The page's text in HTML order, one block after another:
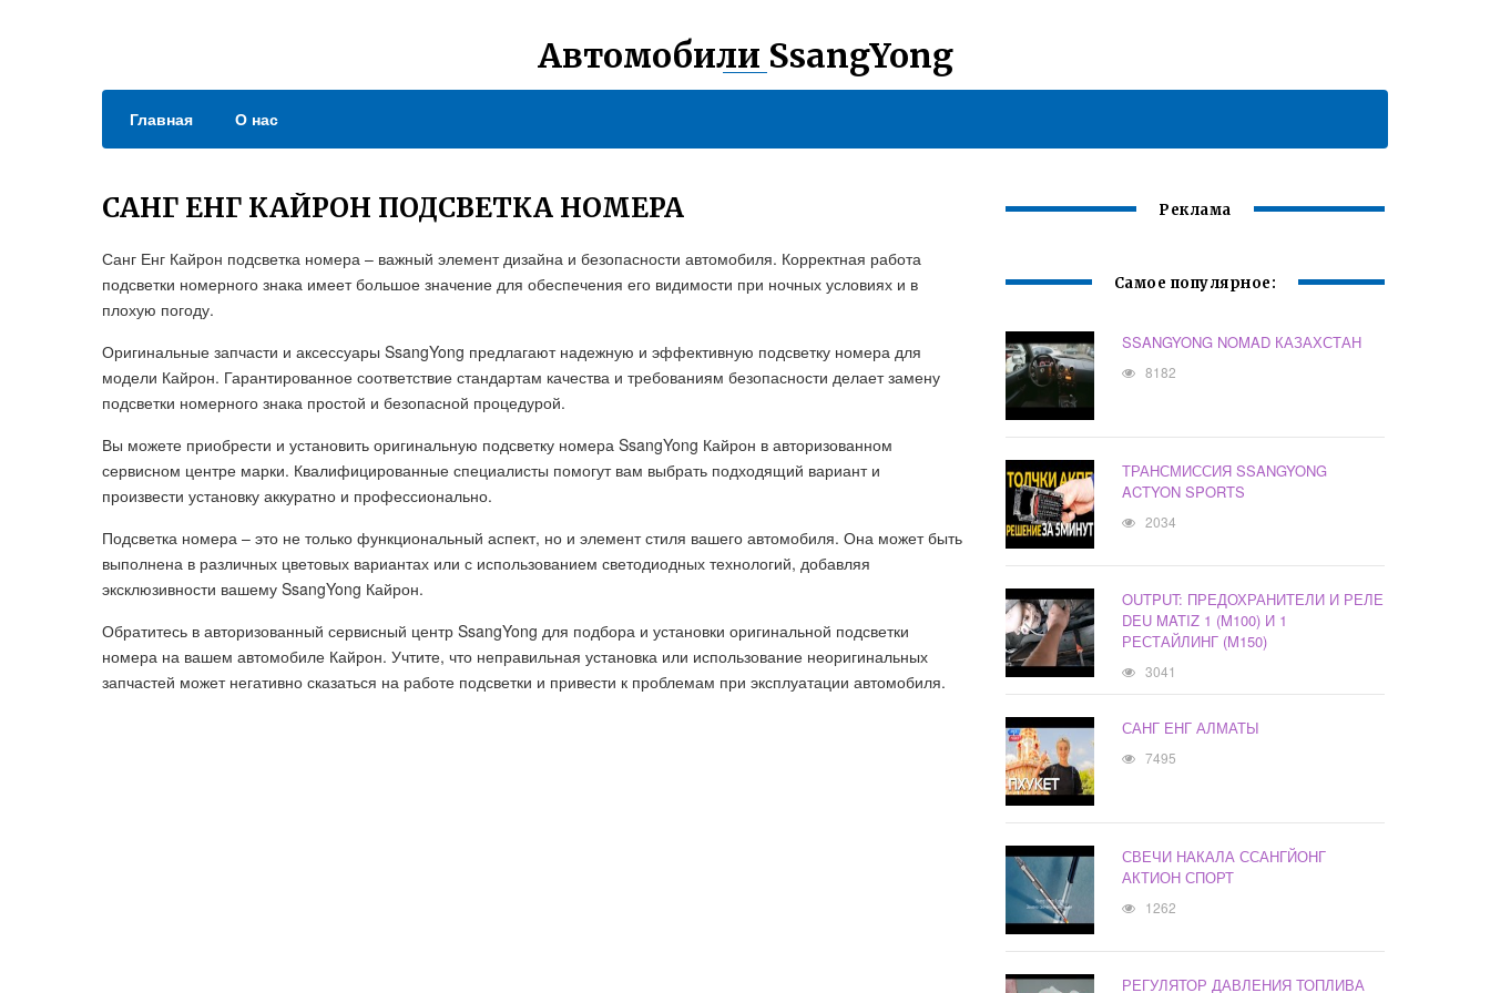
Автомобили SsangYong
Главная О нас
САНГ ЕНГ КАЙРОН ПОДСВЕТКА НОМЕРА
Санг Енг Кайрон подсветка номера – важный элемент дизайна и безопасности автомобиля. Корректная работа
подсветки номерного знака имеет большое значение для обеспечения его видимости при ночных условиях и в
плохую погоду.
Оригинальные запчасти и аксессуары SsangYong предлагают надежную и эффективную подсветку номера для
модели Кайрон. Гарантированное соответствие стандартам качества и требованиям безопасности делает замену
подсветки номерного знака простой и безопасной процедурой.
Вы можете приобрести и установить оригинальную подсветку номера SsangYong Кайрон в авторизованном
сервисном центре марки. Квалифицированные специалисты помогут вам выбрать подходящий вариант и
произвести установку аккуратно и профессионально.
Подсветка номера – это не только функциональный аспект, но и элемент стиля вашего автомобиля. Она может быть
выполнена в различных цветовых вариантах или с использованием светодиодных технологий, добавляя
эксклюзивности вашему SsangYong Кайрон.
Обратитесь в авторизованный сервисный центр SsangYong для подбора и установки оригинальной подсветки
номера на вашем автомобиле Кайрон. Учтите, что неправильная установка или использование неоригинальных
запчастей может негативно сказаться на работе подсветки и привести к проблемам при эксплуатации автомобиля.
Реклама
Самое популярное:
SSANGYONG NOMAD КАЗАХСТАН
8182
ТРАНСМИССИЯ SSANGYONG
ACTYON SPORTS
2034
OUTPUT: ПРЕДОХРАНИТЕЛИ И РЕЛЕ
DEU MATIZ 1 (M100) И 1
РЕСТАЙЛИНГ (M150)
3041
САНГ ЕНГ АЛМАТЫ
7495
СВЕЧИ НАКАЛА ССАНГЙОНГ
АКТИОН СПОРТ
1262
РЕГУЛЯТОР ДАВЛЕНИЯ ТОПЛИВА